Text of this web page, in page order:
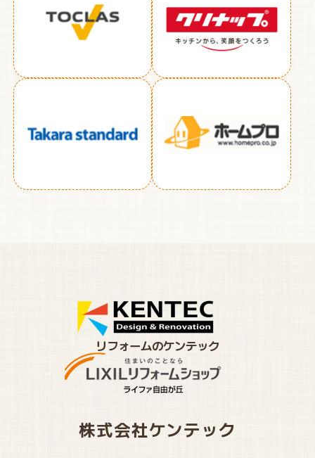
リフォームのケンテック
株式会社ケンテック